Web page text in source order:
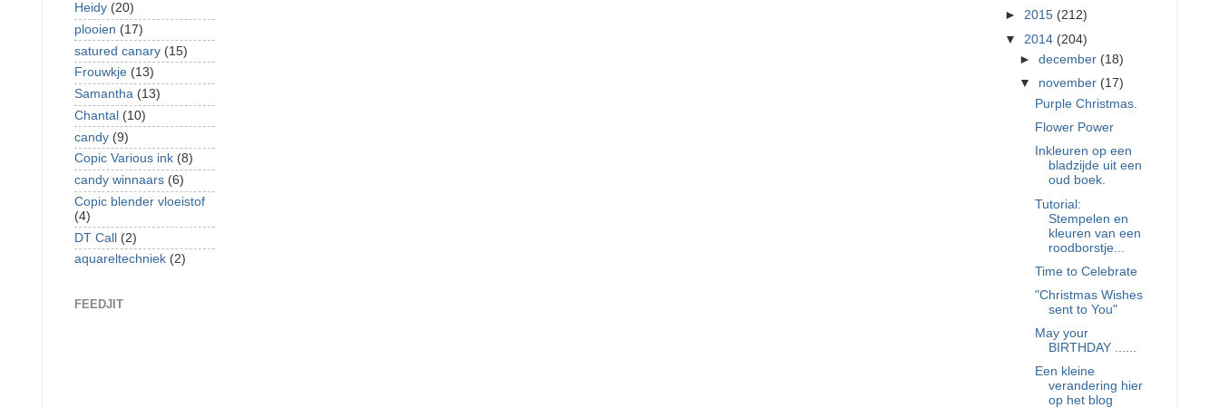
Heidy (20)
plooien (17)
satured canary (15)
Frouwkje (13)
Samantha (13)
Chantal (10)
candy (9)
Copic Various ink (8)
candy winnaars (6)
Copic blender vloeistof
(4)
DT Call (2)
aquareltechniek (2)
FEEDJIT
► 2015 (212)
▼ 2014 (204)
►december (18)
▼ november (17)
Purple Christmas.
Flower Power
Inkleuren op een
bladzijde uit een
oud boek.
Tutorial:
Stempelen en
kleuren van een
roodborstje...
Time to Celebrate
"Christmas Wishes
sent to You"
May your
BIRTHDAY ......
Een kleine
verandering hier
op het blog